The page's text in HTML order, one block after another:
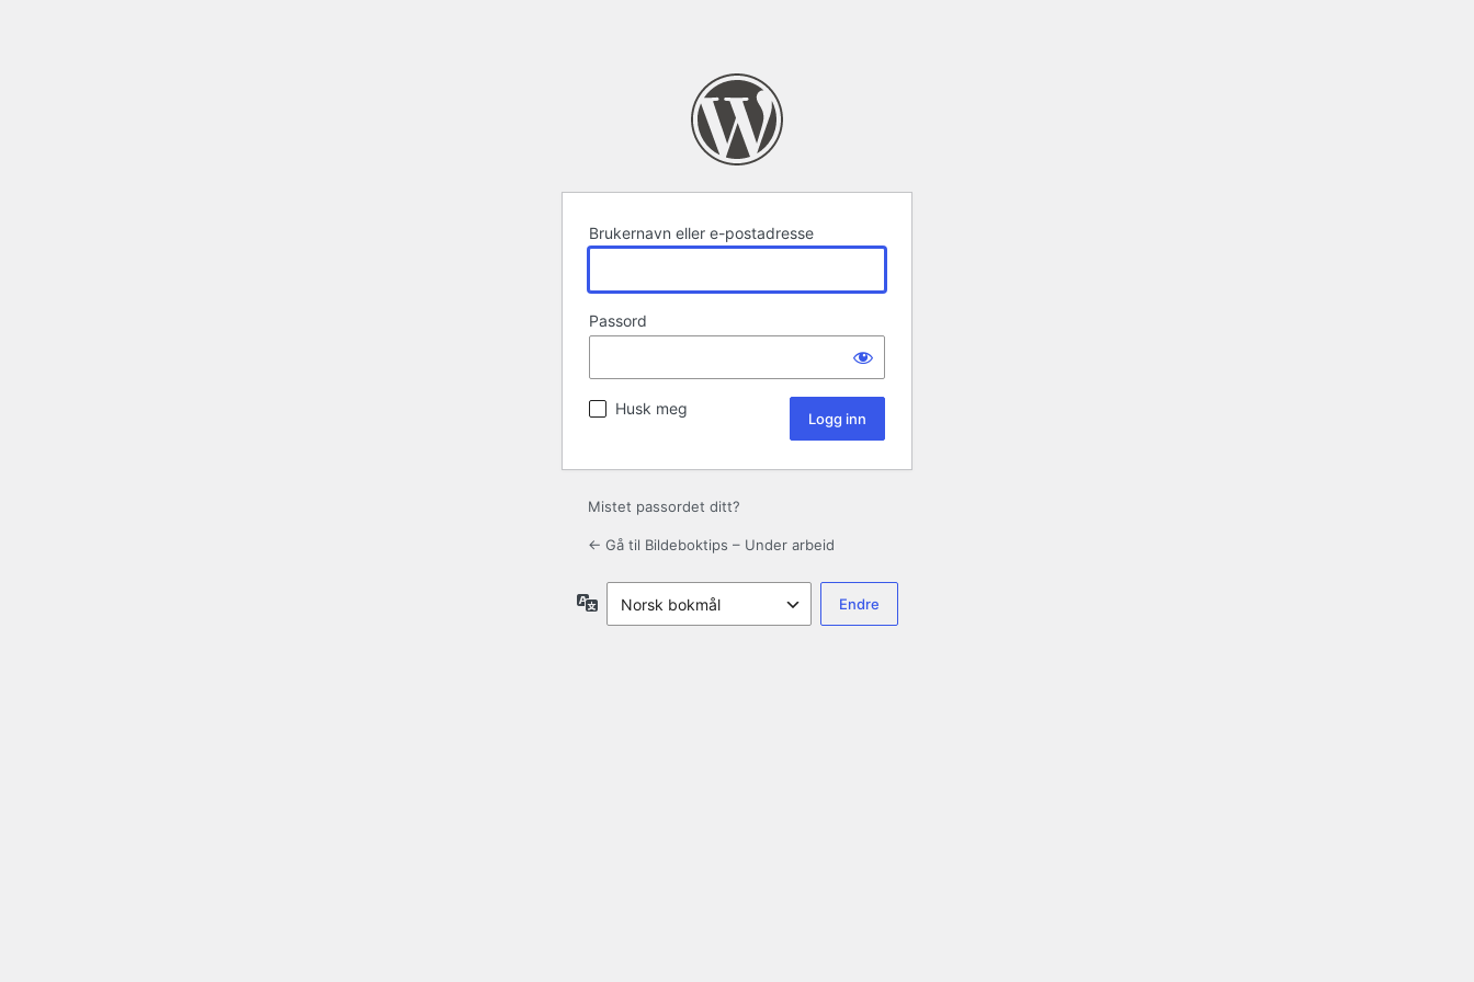
Brukernavn eller e-postadresse
Passord
Husk meg
Mistet passordet ditt?
← Gå til Bildeboktips – Under arbeid
Språk